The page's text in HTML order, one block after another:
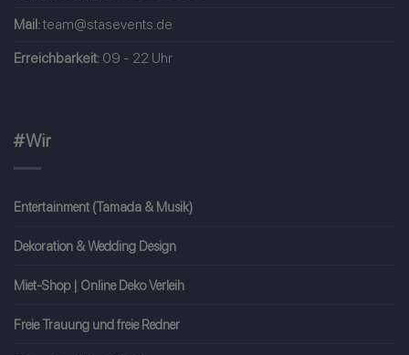
Mail:team@stasevents.de
Erreichbarkeit: 09 - 22 Uhr
#Wir
Entertainment (Tamada & Musik)
Dekoration & Wedding Design
Miet-Shop | Online Deko Verleih
Freie Trauung und freie Redner